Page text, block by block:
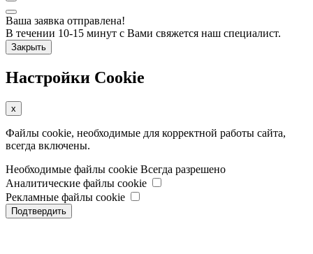
Ваша заявка отправлена!
В течении 10-15 минут с Вами свяжется наш специалист.
Закрыть
Настройки Cookie
x
Файлы cookie, необходимые для корректной работы сайта,
всегда включены.
Необходимые файлы cookie Всегда разрешено
Аналитические файлы cookie
Рекламные файлы cookie
Подтвердить